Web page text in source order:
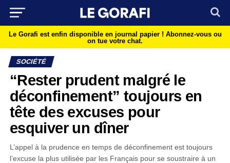
Le Gorafi est enfin disponible en journal papier ! Abonnez-vous ou
on tue votre chat.
SOCIÉTÉ
“Rester prudent malgré le
déconfinement” toujours en
tête des excuses pour
esquiver un dîner
L’appel à la prudence en temps de déconfinement est toujours
l’excuse la plus utilisée par les Français pour se soustraire à un